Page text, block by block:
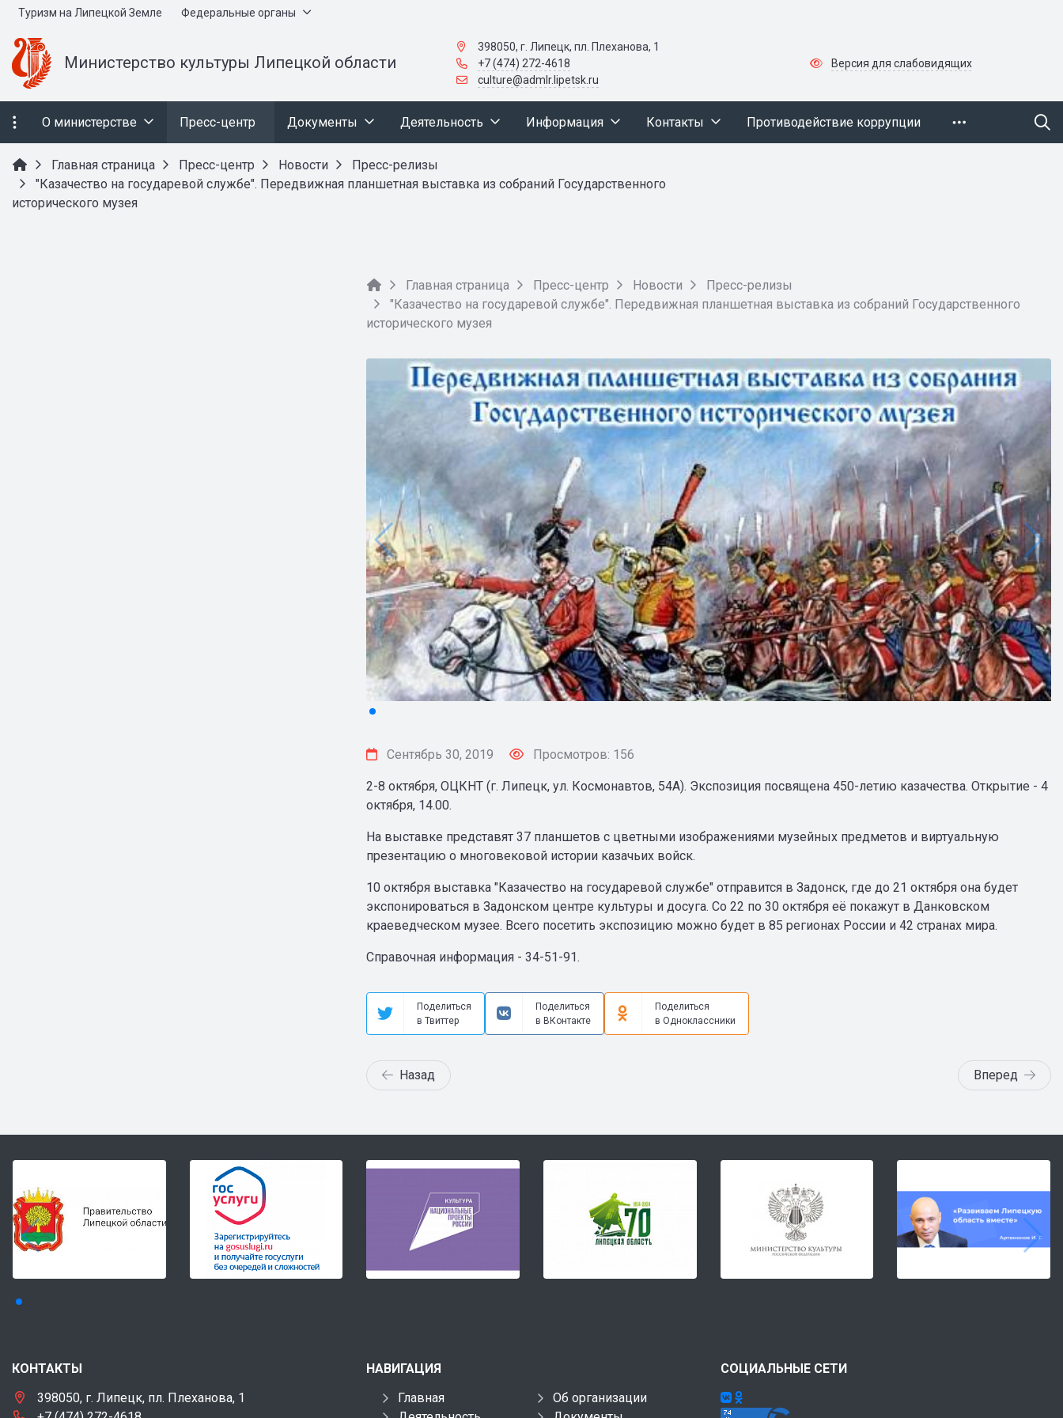
Туризм на Липецкой Земле Федеральные органы
Министерство культуры Липецкой области
398050, г. Липецк, пл. Плеханова, 1
+7 (474) 272-4618
culture@admlr.lipetsk.ru
Версия для слабовидящих
О министерстве Пресс-центр Документы Деятельность Информация Контакты Противодействие коррупции
Главная страница Пресс-центр Новости
Пресс-релизы
"Казачество на государевой службе". Передвижная планшетная выставка из собраний Государственного
исторического музея
Главная страница Пресс-центр Новости
Пресс-релизы
"Казачество на государевой службе". Передвижная планшетная выставка из собраний Государственного
исторического музея
Сентябрь 30, 2019 Просмотров: 156
2-8 октября, ОЦКНТ (г. Липецк, ул. Космонавтов, 54А). Экспозиция посвящена 450-летию казачества. Открытие - 4
октября, 14.00.
На выставке представят 37 планшетов с цветными изображениями музейных предметов и виртуальную
презентацию о многовековой истории казачьих войск.
10 октября выставка "Казачество на государевой службе" отправится в Задонск, где до 21 октября она будет
экспонироваться в Задонском центре культуры и досуга. Со 22 по 30 октября её покажут в Данковском
краеведческом музее. Всего посетить экспозицию можно будет в 85 регионах России и 42 странах мира.
Справочная информация - 34-51-91.
Поделиться
в Твиттер
Поделиться
в ВКонтакте
Поделиться
в Одноклассники
Назад Вперед
КОНТАКТЫ
398050, г. Липецк, пл. Плеханова, 1
НАВИГАЦИЯ
Главная
Об организации
СОЦИАЛЬНЫЕ СЕТИ